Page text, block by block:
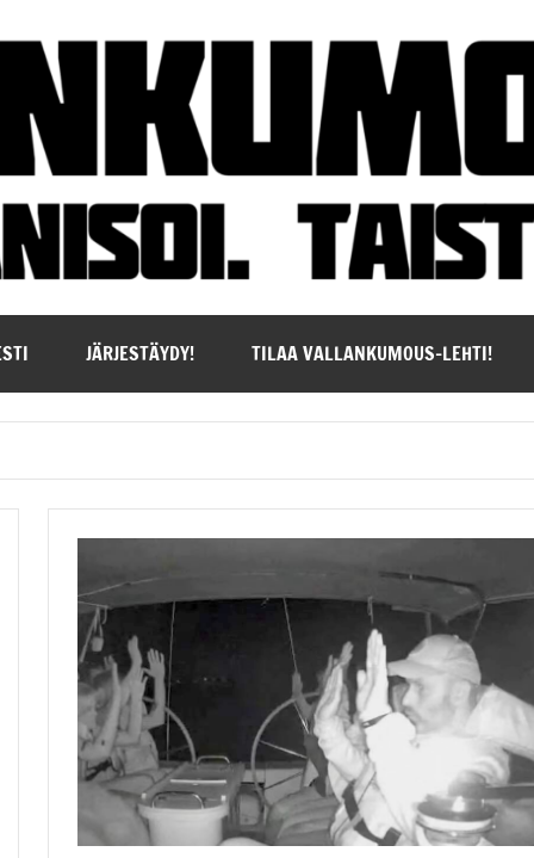
JÄRJESTÄYDY! TILAA VALLANKUMOUS-LEHTI!